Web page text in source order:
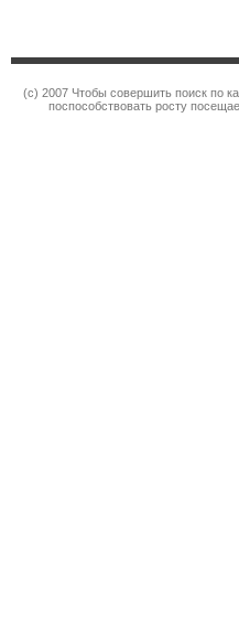
(c) 2007 Чтобы совершить поиск по
поспособствовать росту